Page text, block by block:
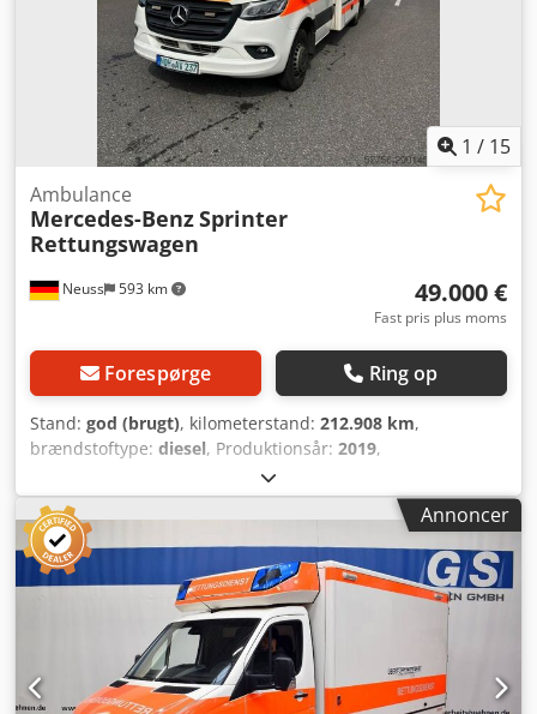
2 foran / 3 bag, airbag, elektriske vinduer og sidespejle,
centrallås, parkeringsvarmer, ABS, ESP, CD-radio,
servostyring, tågelygter Trykkammerhøjtaler Martin-anlæg
LED-lysanlæg Ulykkesdatasorterer Fodkontakt til
advarselssystem Bakkamera Ambulancebord med
universalbåreholder Placering: 41468 Neuss Straks
tilgængelig
1 / 15
Neuss 593 km
Ambulance
Mercedes-BenzSprinter
Rettungswagen
49.000 €
Fast pris plus moms
Forespørge Ring op
Stand: god (brugt), kilometerstand: 212.908 km,
brændstoftype: diesel, Produktionsår: 2019,
Anvendelsesformål: Godstransport Totalvægt: 5.500 kg
Teknisk stand: god Visuel stand: god Kontakt Christian
Theißen for yderligere oplysninger. Producent: Mercedes
Benz / Fahrtec Model: Sprinter ambulance Årgang: 2019
Produkttype: Brugt Data: Csdpfx Aexc Hqxeixoha
Brændstoftype: Diesel Kilometertal: 212.908 km Gearkasse:
Automatgear Motorydelse/Slagvolumen: 140 kW / 2.987 cc
Tilladt totalvægt: 5.500 kg Miljømærke: Grøn / Euro 6 Farve:
Hvid med folieapplikation Særlige egenskaber: Kørelys,
klimaanlæg, sæder: 2 foran / 3 bagi, airbag, elektriske
Annoncer